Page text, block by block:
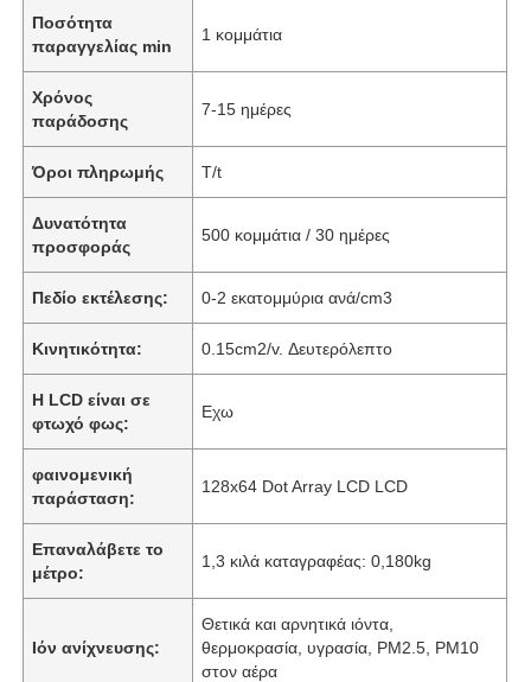
Ποσότητα
παραγγελίας min
1 κομμάτια
Χρόνος
παράδοσης
7-15 ημέρες
Όροι πληρωμής T/t
Δυνατότητα
προσφοράς
500 κομμάτια / 30 ημέρες
Πεδίο εκτέλεσης: 0-2 εκατομμύρια ανά/cm3
Κινητικότητα: 0.15cm2/v. Δευτερόλεπτο
Η LCD είναι σε
φτωχό φως:
Εχω
φαινομενική
παράσταση:
128x64 Dot Array LCD LCD
Επαναλάβετε το
μέτρο:
1,3 κιλά καταγραφέας: 0,180kg
Ιόν ανίχνευσης:
Θετικά και αρνητικά ιόντα,
θερμοκρασία, υγρασία, PM2.5, PM10
στον αέρα